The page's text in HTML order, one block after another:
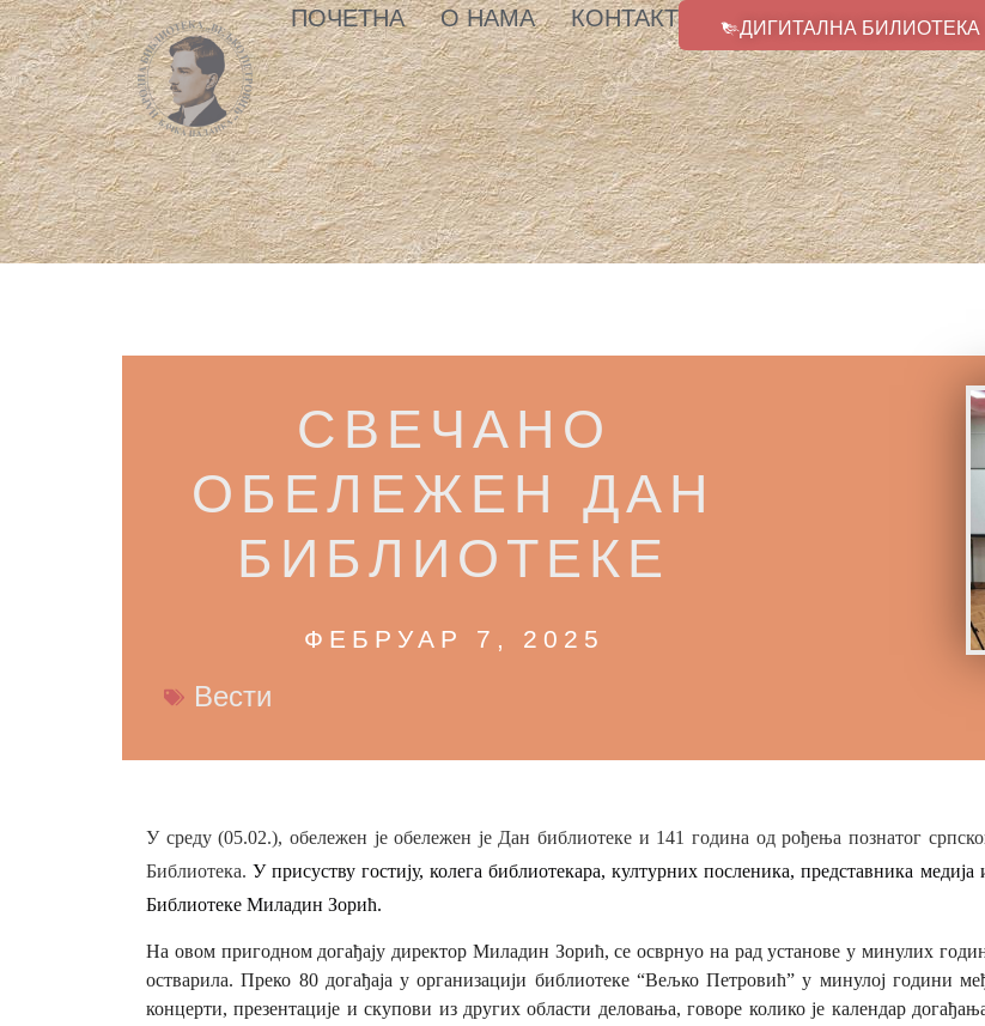
ПОЧЕТНА О НАМА КОНТАКТ ДИГИТАЛНА БИЛИОТЕКА
СВЕЧАНО
ОБЕЛЕЖЕН ДАН
БИБЛИОТЕКЕ
ФЕБРУАР 7, 2025
Вести
У среду (05.02.), обележен је обележен је Дан библиотеке и 141 година од рођења познатог
Библиотека.У присуству гостију, колега библиотекара, културних посленика, представника
Библиотеке Миладин Зорић.
На овом пригодном догађају директор Миладин Зорић, се осврнуо на рад установе у минулих
остварила. Преко 80 догађаја у организацији библиотеке “Вељко Петровић” у минулој години
концерти, презентације и скупови из других области деловања, говоре колико је календар